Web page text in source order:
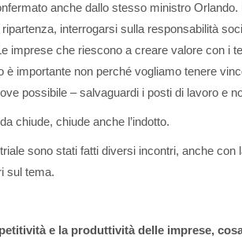
anche dallo stesso ministro
interrogarsi sulla responsabilità
imprese che riescono a creare valore con i
è importante non perché vogliamo tenere
possibile – salvaguardi i posti di lavoro e
chiude, chiude anche l’indotto.
sono stati fatti diversi incontri, anche
sul tema.
e la produttività delle imprese,